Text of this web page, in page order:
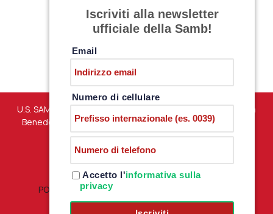
U.S. SAMBENEDETTESE – Via Martiri di Marzabotto snc – San
Benedetto del Tronto (AP) – P.iva 01198610444 –
POLICY
Iscriviti alla newsletter
ufficiale della Samb!
Email
Numero di cellulare
Accetto l'informativa sulla
privacy
POLITICA RESI E RIMBORSI